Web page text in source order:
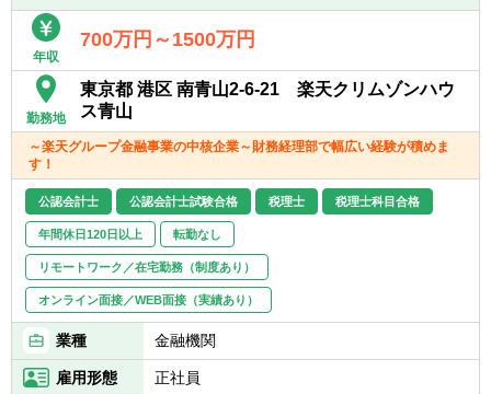
ージも踏まえ、制度会計に限定せず、経営管
理・事業管理・財務などの領域も含めた経
す。
■会社法決算
■金融商品取引法に基づくディスクロージャ
■M&A・組織再編等のプロジェクト業務にお
ける会計論点の検討 等
【テレワークの利用頻度】
テレワーク中心となっておりますが、業務の
必要に応じて出社の機会があります。（出社
に制約があるわけではありません）
年収
700万円～1500万円
勤務地
東京都 港区 南青山2-6-21 楽天クリムゾンハウ
ス青山
～楽天グループ金融事業の中核企業～財務経理部で幅広い経験が積めま
す！
公認会計士 公認会計士試験合格 税理士 税理士科目合格
年間休日120日以上 転勤なし
リモートワーク／在宅勤務（制度あり）
オンライン面接／WEB面接（実績あり）
業種 金融機関
雇用形態 正社員